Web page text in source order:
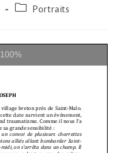
PostPortraits
100%